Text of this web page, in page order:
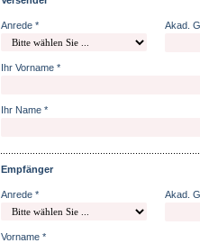
Anrede * Akad.
Ihr Vorname *
Ihr Name *
Empfänger
Anrede * Akad.
Vorname *